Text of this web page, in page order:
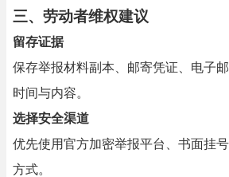
三、劳动者维权建议
留存证据
保存举报材料副本、邮寄凭证、电子
时间与内容。
选择安全渠道
优先使用官方加密举报平台、书面挂
方式。